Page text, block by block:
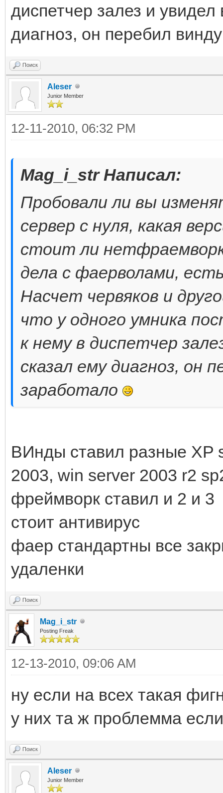
диспетчер залез и увидел
диагноз, он перебил
Поиск
Aleser
Junior Member
12-11-2010, 06:32 PM
Mag_i_str Написал:
Пробовали ли вы
сервер с нуля, какая
стоит ли
дела с фаерволами,
Насчет червяков и
что у одного умника
к нему в диспетчер
сказал ему диагноз, он
заработало
ВИнды ставил разные XP
2003, win server 2003 r2
фреймворк ставил и 2 и 3
стоит антивирус
фаер стандартны все
удаленки
Поиск
Mag_i_str
Posting Freak
12-13-2010, 09:06 AM
ну если на всех такая
у них та ж проблемма
Поиск
Aleser
Junior Member